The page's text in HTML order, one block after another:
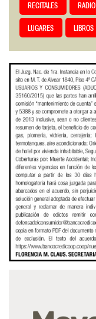
RECITALES RADIO
LUGARES LIBROS